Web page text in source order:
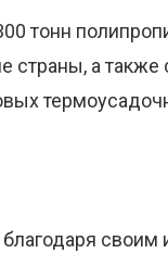
тонн
страны, а также
благодаря